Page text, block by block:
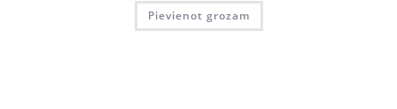
Pievienot grozam